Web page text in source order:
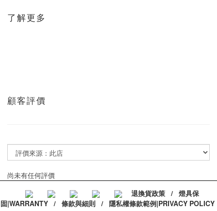
了解更多
顧客評價
尚未有任何評價
退換貨政策 / 燈具保
固|WARRANTY / 條款與細則 / 隱私權條款範例|PRIVACY POLICY